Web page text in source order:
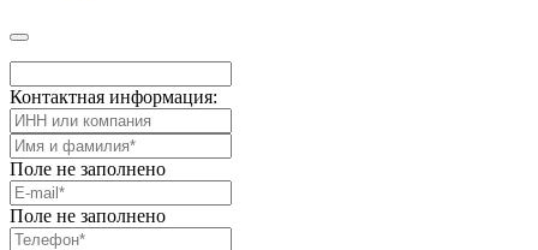
Контактная информация:
Поле не заполнено
Поле не заполнено